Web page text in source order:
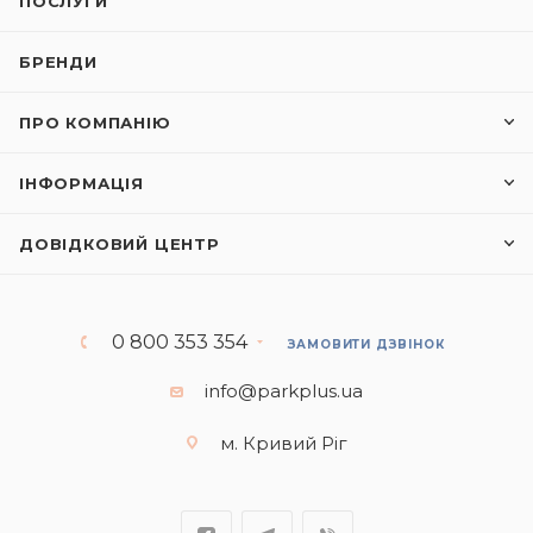
БРЕНДИ
ПРО КОМПАНІЮ
ІНФОРМАЦІЯ
ДОВІДКОВИЙ ЦЕНТР
0 800 353 354 ЗАМОВИТИ ДЗВІНОК
info@parkplus.ua
м. Кривий Ріг